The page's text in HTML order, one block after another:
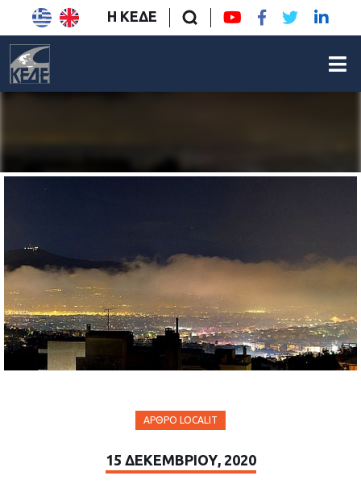
Η ΚΕΔΕ
ΆΡΘΡΟ LOCALIT
15 ΔΕΚΕΜΒΡΊΟΥ, 2020